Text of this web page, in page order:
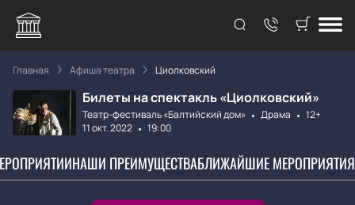
Главная Афиша театра Циолковский
Билеты на спектакль «Циолковский»
Театр-фестиваль «Балтийский дом» Драма
12+
11 окт. 2022
19:00
НАШИ ПРЕИМУЩЕСТВАБЛИЖАЙШИЕ МЕРОПРИЯТИЯ